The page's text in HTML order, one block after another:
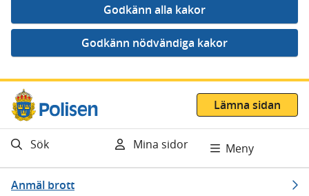
Gå direkt till innehåll
Lämna sidan
Sök Mina sidor Meny
Anmäl brott